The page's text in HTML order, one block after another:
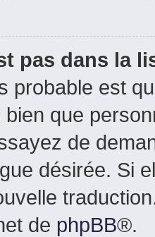
pas dans la
probable est
que
de
désirée. Si
de phpBB®.